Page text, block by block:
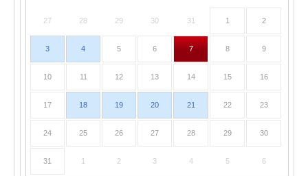
27 28 29 30 31 1 2
3 4 5 6 7 8 9
10 11 12 13 14 15 16
17 18 19 20 21 22 23
24 25 26 27 28 29 30
31 1 2 3 4 5 6